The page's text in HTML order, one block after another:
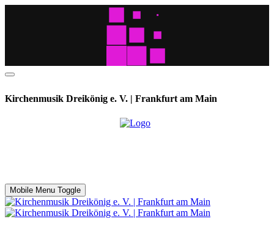
Kirchenmusik Dreikönig e. V. | Frankfurt am Main
Mobile Menu Toggle